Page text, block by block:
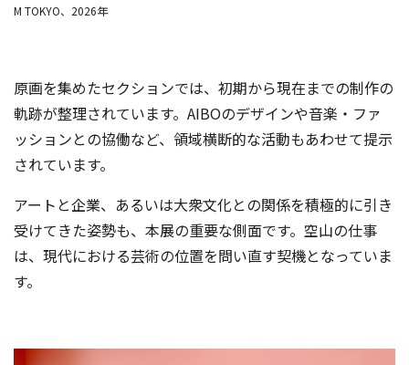
M TOKYO、2026年
原画を集めたセクションでは、初期から現在までの制作の
軌跡が整理されています。AIBOのデザインや音楽・ファ
ッションとの協働など、領域横断的な活動もあわせて提示
されています。
アートと企業、あるいは大衆文化との関係を積極的に引き
受けてきた姿勢も、本展の重要な側面です。空山の仕事
は、現代における芸術の位置を問い直す契機となっていま
す。